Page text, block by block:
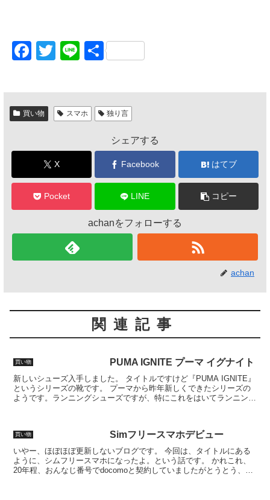
F
c
e
b
o
k
T
tt
er
Li
e
共
買い物 スマホ 独り言
シェアする
X Facebook はてブ
Pocket LINE コピー
achanをフォローする
achan
関連記事
買い物 PUMA IGNITE プーマ イグナイト
新しいシューズ入手しました。 タイトルですけど『PUMA IGNITE』
というシリーズの靴です。 プーマから昨年新しくできたシリーズの
ようです。ランニングシューズですが、特にこれをはいてランニング
買い物 Simフリースマホデビュー
いやー、ほぼほぼ更新しないブログです。 今回は、タイトルにある
ように、シムフリースマホになったよ。という話です。 かれこれ、
20年程、おんなじ番号でdocomoと契約していましたがとうとう、さ